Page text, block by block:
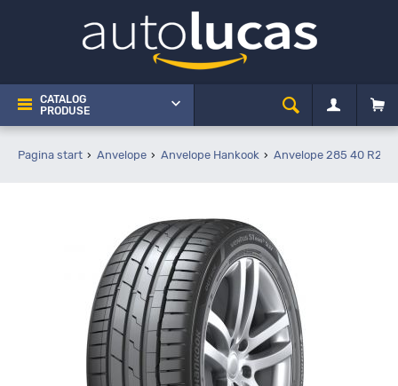
CATALOG
PRODUSE
Pagina start Anvelope Anvelope Hankook Anvelope 285 40 R21